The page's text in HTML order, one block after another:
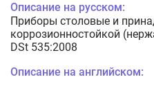
Описание на русском:
Приборы столовые и
коррозионностойкой
DSt 535:2008
Описание на английском: